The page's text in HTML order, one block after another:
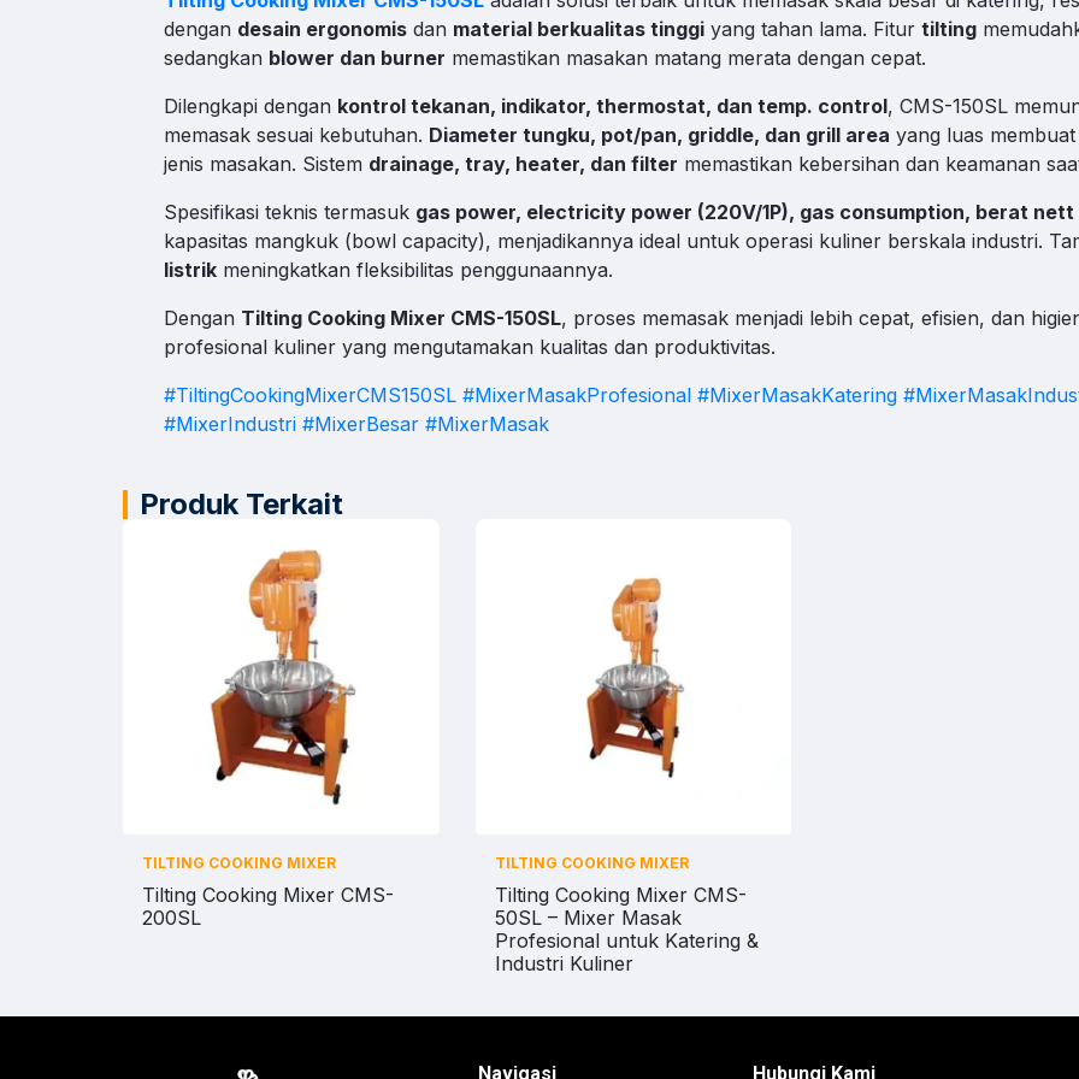
dengan desain ergonomis dan material berkualitas tinggi yang tahan lama. Fitur tilting
sedangkan blower dan burner memastikan masakan matang merata dengan cepat.
Dilengkapi dengan kontrol tekanan, indikator, thermostat, dan temp. control, CMS-150SL
memasak sesuai kebutuhan. Diameter tungku, pot/pan, griddle, dan grill area yang luas
jenis masakan. Sistem drainage, tray, heater, dan filter memastikan kebersihan dan keamanan
Spesifikasi teknis termasuk gas power, electricity power (220V/1P), gas consumption, berat nett
kapasitas mangkuk (bowl capacity), menjadikannya ideal untuk operasi kuliner berskala industri.
listrik meningkatkan fleksibilitas penggunaannya.
Dengan Tilting Cooking Mixer CMS-150SL, proses memasak menjadi lebih cepat, efisien, dan
profesional kuliner yang mengutamakan kualitas dan produktivitas.
#TiltingCookingMixerCMS150SL #MixerMasakProfesional #MixerMasakKatering
#MixerIndustri #MixerBesar #MixerMasak
Produk Terkait
TILTING COOKING MIXER
Tilting Cooking Mixer CMS-
200SL
TILTING COOKING MIXER
Tilting Cooking Mixer CMS-
50SL – Mixer Masak
Profesional untuk Katering &
Industri Kuliner
Navigasi Hubungi Kami
Admin
Support 24/7
Bantuan Operasional Di luar Jam Kerja
Klik kontak untuk membuka WhatsApp.